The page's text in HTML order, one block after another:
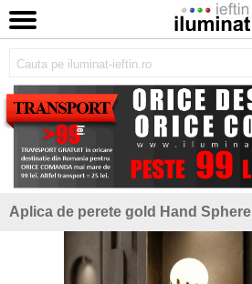
Aplica de perete gold Hand Sphere